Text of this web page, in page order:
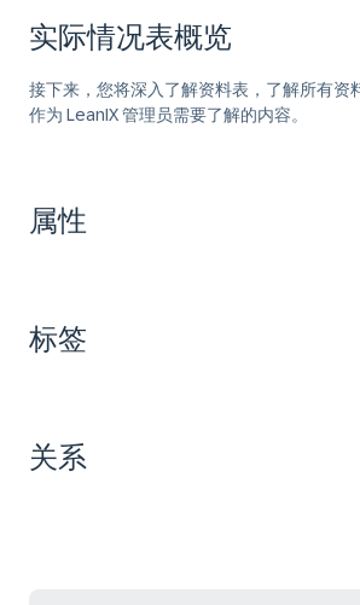
实际情况表概览
接下来，您将深入了解资料表，了解所有资
作为 LeanIX 管理员需要了解的内容。
属性
标签
关系